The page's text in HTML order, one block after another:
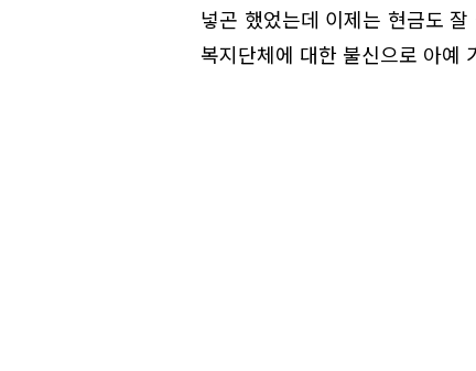
넣곤 했었는데 이제는 현금도
복지단체에 대한 불신으로 아예